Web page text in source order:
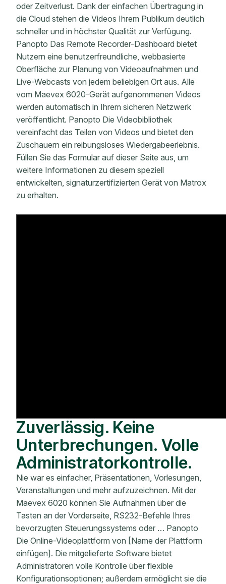
oder Zeitverlust. Dank der einfachen Übertragung in
die Cloud stehen die Videos Ihrem Publikum deutlich
schneller und in höchster Qualität zur Verfügung.
Panopto Das Remote Recorder-Dashboard bietet
Nutzern eine benutzerfreundliche, webbasierte
Oberfläche zur Planung von Videoaufnahmen und
Live-Webcasts von jedem beliebigen Ort aus. Alle
vom Maevex 6020-Gerät aufgenommenen Videos
werden automatisch in Ihrem sicheren Netzwerk
veröffentlicht. Panopto Die Videobibliothek
vereinfacht das Teilen von Videos und bietet den
Zuschauern ein reibungsloses Wiedergabeerlebnis.
Füllen Sie das Formular auf dieser Seite aus, um
weitere Informationen zu diesem speziell
entwickelten, signaturzertifizierten Gerät von Matrox
zu erhalten.
Zuverlässig. Keine
Unterbrechungen. Volle
Administratorkontrolle.
Nie war es einfacher, Präsentationen, Vorlesungen,
Veranstaltungen und mehr aufzuzeichnen. Mit der
Maevex 6020 können Sie Aufnahmen über die
Tasten an der Vorderseite, RS232-Befehle Ihres
bevorzugten Steuerungssystems oder … Panopto
Die Online-Videoplattform von [Name der Plattform
einfügen]. Die mitgelieferte Software bietet
Administratoren volle Kontrolle über flexible
Konfigurationsoptionen; außerdem ermöglicht sie die